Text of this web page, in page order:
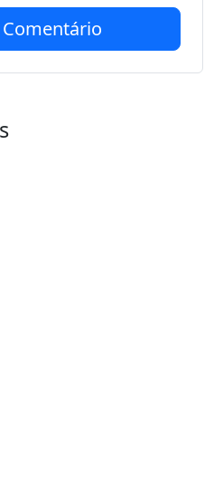
Comentário